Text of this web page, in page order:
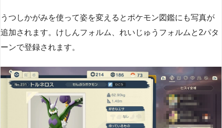
うつしかがみを使って姿を変えるとポケモン図鑑にも写真が
追加されます。けしんフォルム、れいじゅうフォルムと2パタ
ーンで登録されます。